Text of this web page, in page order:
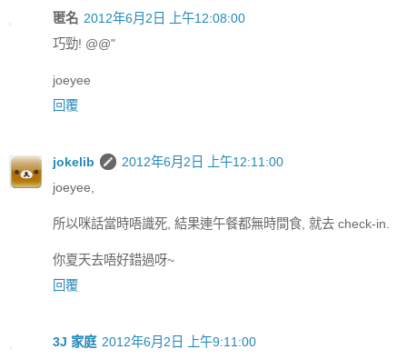
匿名 2012年6月2日 上午12:08:00
巧勁! @@"
joeyee
回覆
jokelib
2012年6月2日 上午12:11:00
joeyee,
所以咪話當時唔識死, 結果連午餐都無時間食, 就去 check-in.
你夏天去唔好錯過呀~
回覆
3J 家庭 2012年6月2日 上午9:11:00